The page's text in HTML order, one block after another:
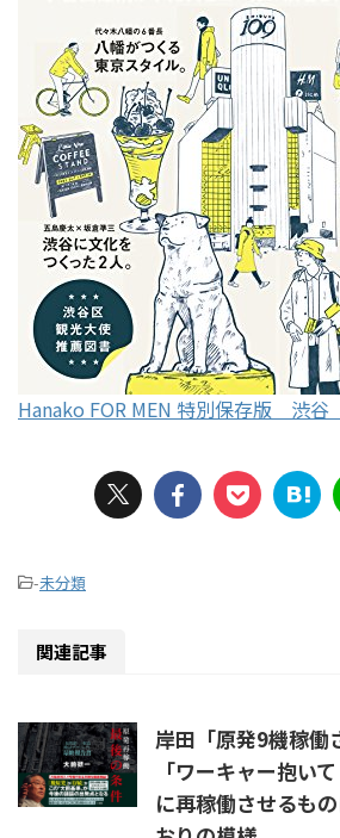
Hanako FOR MEN 特別保存版 渋谷
-未分類
関連記事
岸田「原発9機稼働
「ワーキャー抱い
に再稼働させるも